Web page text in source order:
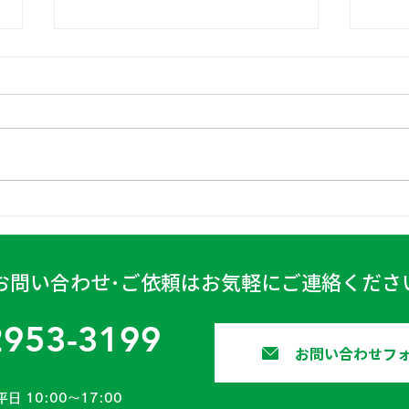
問い合わせ･ご依頼はお気軽にご連絡くださ
3199
日 10:00〜17:00
お問い合わせフ